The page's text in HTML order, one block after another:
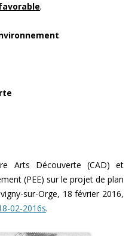
.
Arts Découverte (CAD) et
(PEE) sur le projet de plan
sur-Orge, 18 février 2016,
02-2016s.